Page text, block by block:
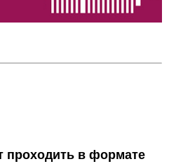
проходить в формате